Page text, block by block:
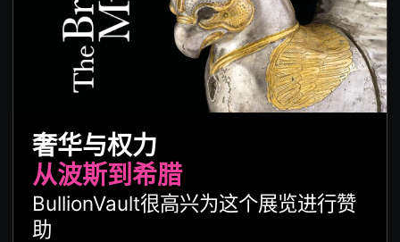
奢华与权力
从波斯到希腊
BullionVault很高兴为这个展览进行赞
助